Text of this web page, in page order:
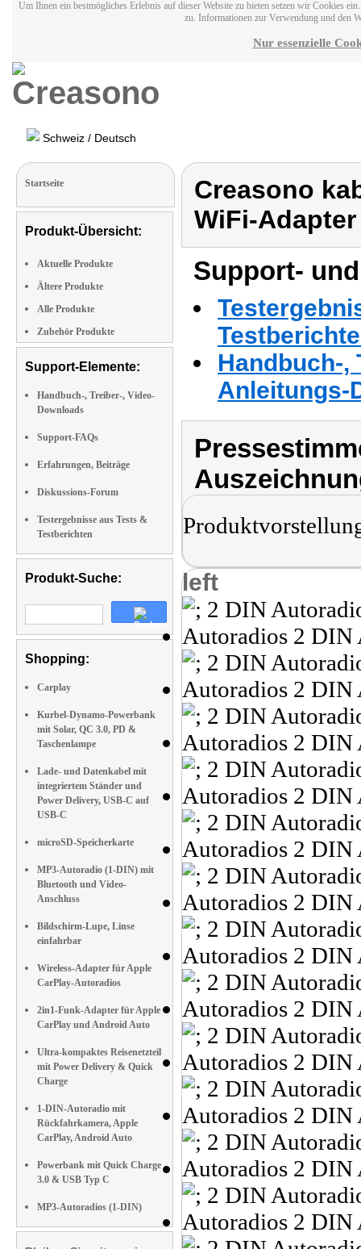
Um Ihnen ein bestmögliches Erlebnis auf dieser Website zu bieten setzen wir Cookies
zu. Informationen zur Verwendung und den
Nur essenzielle
Schweiz / Deutsch
Startseite
Produkt-Übersicht:
Aktuelle Produkte
Ältere Produkte
Alle Produkte
Zubehör Produkte
Support-Elemente:
Handbuch-, Treiber-, Video-
Downloads
Support-FAQs
Erfahrungen, Beiträge
Diskussions-Forum
Testergebnisse aus Tests &
Testberichten
Produkt-Suche:
Shopping:
Carplay
Kurbel-Dynamo-Powerbank
mit Solar, QC 3.0, PD &
Taschenlampe
Lade- und Datenkabel mit
integriertem Ständer und
Power Delivery, USB-C auf
USB-C
microSD-Speicherkarte
MP3-Autoradio (1-DIN) mit
Bluetooth und Video-
Anschluss
Bildschirm-Lupe, Linse
einfahrbar
Wireless-Adapter für Apple
CarPlay-Autoradios
2in1-Funk-Adapter für Apple
CarPlay und Android Auto
Ultra-kompaktes Reisenetzteil
mit Power Delivery & Quick
Charge
1-DIN-Autoradio mit
Rückfahrkamera, Apple
CarPlay, Android Auto
Powerbank mit Quick Charge
3.0 & USB Typ C
MP3-Autoradios (1-DIN)
Creasono
WiFi-Adapter
Support-
Handbuch-,
Anleitungs-
left